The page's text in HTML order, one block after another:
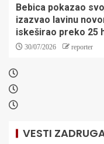
Bebica pokazao
izazvao lavinu
iskeširao preko 25
30/07/2026 reporter
VESTI